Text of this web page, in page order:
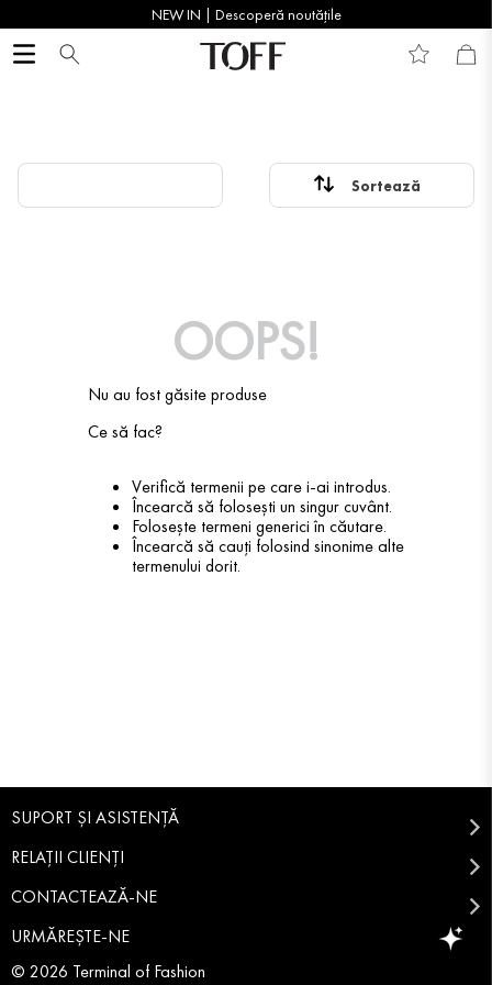
NEW IN | Descoperă noutățile
OOPS!
Nu au fost găsite produse
Ce să fac?
Verifică termenii pe care i-ai introdus.
Încearcă să folosești un singur cuvânt.
Folosește termeni generici în căutare.
Încearcă să cauți folosind sinonime alte
termenului dorit.
SUPORT ȘI ASISTENȚĂ
RELAȚII CLIENȚI
CONTACTEAZĂ-NE
URMĂREȘTE-NE
© 2026 Terminal of Fashion